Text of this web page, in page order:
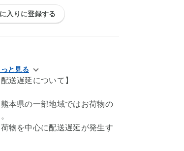
入りに登録する
送遅延について】
本県の一部地域ではお荷物の
物を中心に配送遅延が発生す